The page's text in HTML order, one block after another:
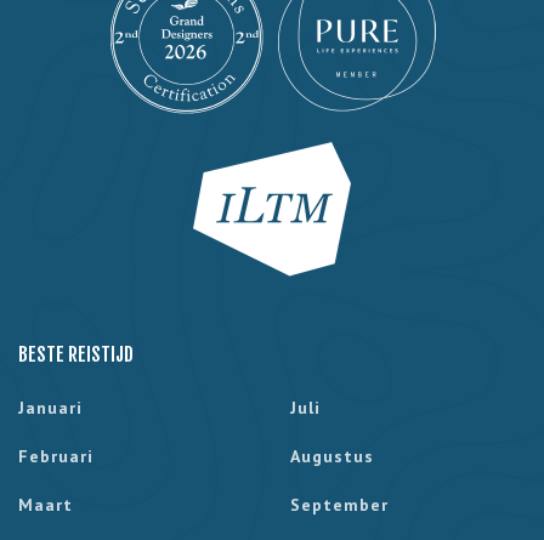
BESTE REISTIJD
Januari
Februari
Maart
Juli
Augustus
September